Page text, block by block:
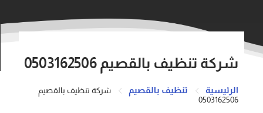
شركة تنظيف بالقصيم 0503162506
الرئيسية تنظيف بالقصيم
شركة تنظيف بالقصيم
0503162506